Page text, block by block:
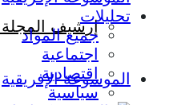
إرشيف المجلة
الموسوعة الإفريقية
تحليلات
جميع المواد
اجتماعية
اقتصادية
سياسية